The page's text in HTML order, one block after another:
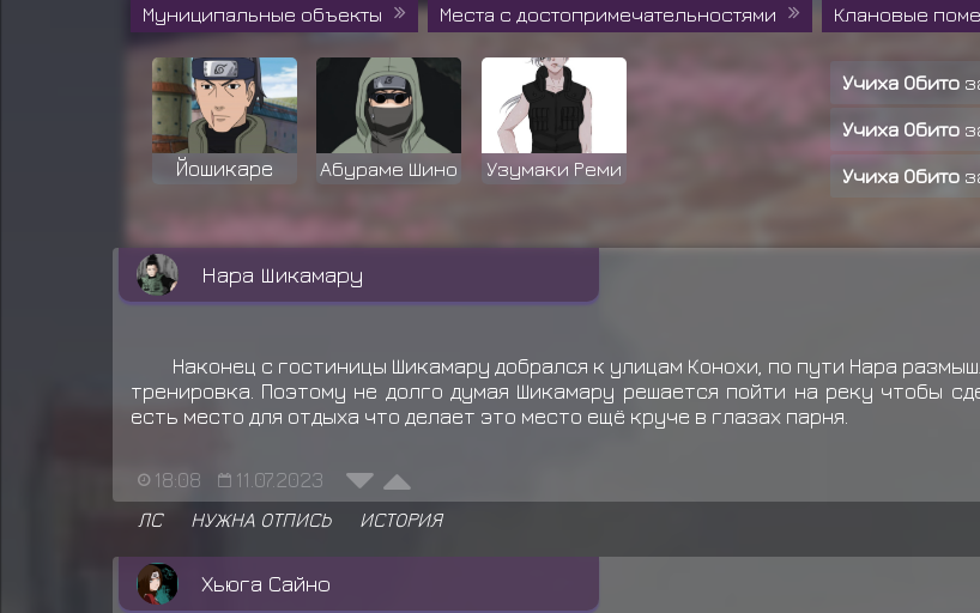
Муниципальные объекты
Места с достопримечательностями Клановые
Йошикаре Абураме Шино Узумаки Реми
Учиха Обито
Учиха Обито
Учиха Обито
Учиха Обито
Учиха Обито
Учиха Обито
Нара Шикамару
Наконец с гостиницы Шикамару добрался к улицам Конохи, по пути Нара
тренировка. Поэтому не долго думая Шикамару решается пойти на реку чтобы
есть место для отдыха что делает это место ещё круче в глазах парня.
18:08 11.07.2023
ЛС НУЖНА ОТПИСЬ ИСТОРИЯ
Хьюга Сайно